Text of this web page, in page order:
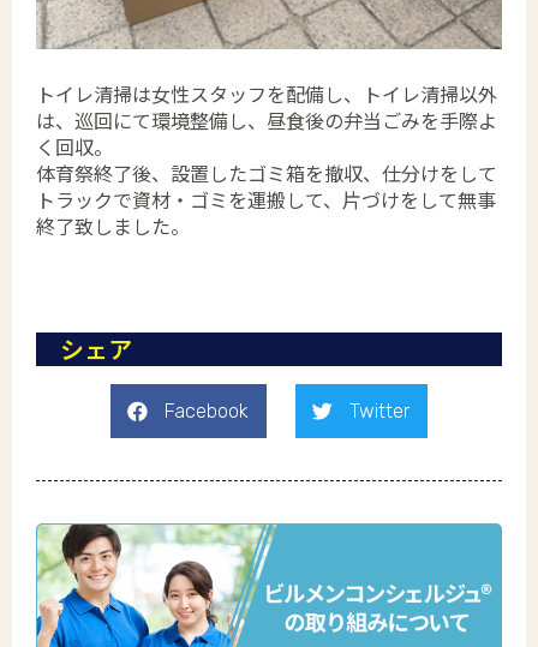
トイレ清掃は女性スタッフを配備し、トイレ清掃以外
は、巡回にて環境整備し、昼食後の弁当ごみを手際よ
く回収。
体育祭終了後、設置したゴミ箱を撤収、仕分けをして
トラックで資材・ゴミを運搬して、片づけをして無事
終了致しました。
シェア
Facebook Twitter